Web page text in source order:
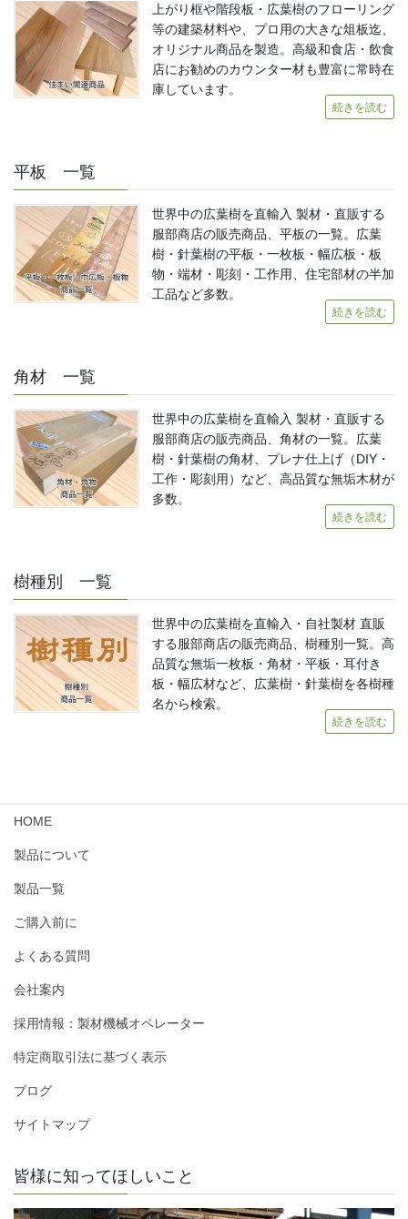
上がり框や階段板・広葉樹のフローリング
等の建築材料や、プロ用の大きな俎板迄、
オリジナル商品を製造。高級和食店・飲食
店にお勧めのカウンター材も豊富に常時在
庫しています。
続きを読む
平板 一覧
世界中の広葉樹を直輸入 製材・直販する
服部商店の販売商品、平板の一覧。広葉
樹・針葉樹の平板・一枚板・幅広板・板
物・端材・彫刻・工作用、住宅部材の半加
工品など多数。
続きを読む
角材 一覧
世界中の広葉樹を直輸入 製材・直販する
服部商店の販売商品、角材の一覧。広葉
樹・針葉樹の角材、プレナ仕上げ（DIY・
工作・彫刻用）など、高品質な無垢木材が
多数。
続きを読む
樹種別 一覧
世界中の広葉樹を直輸入・自社製材 直販
する服部商店の販売商品、樹種別一覧。高
品質な無垢一枚板・角材・平板・耳付き
板・幅広材など、広葉樹・針葉樹を各樹種
名から検索。
続きを読む
HOME
製品について
製品一覧
ご購入前に
よくある質問
会社案内
採用情報：製材機械オペレーター
特定商取引法に基づく表示
ブログ
サイトマップ
皆様に知ってほしいこと